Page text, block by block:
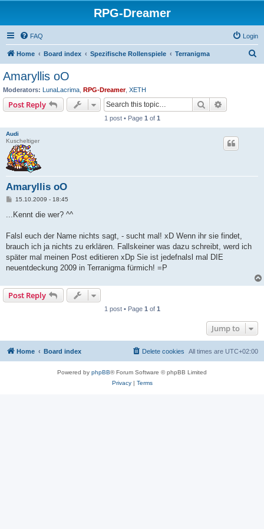
RPG-Dreamer
FAQ Login
Home Board index Spezifische Rollenspiele Terranigma
Amaryllis oO
Moderators: LunaLacrima RPG-Dreamer, XETH
Post Reply Search
1 post • Page 1 of 1
Audi
Kuscheltiger
Amaryllis oO
P
s
15.10.2009 - 18:45
...Kennt die wer? ^^
Falsl euch der Name nichts sagt, - sucht mal! xD Wenn ihr sie findet,
brauch ich ja nichts zu erklären. Fallskeiner was dazu schreibt, werd ich
später mal meinen Post editieren xDp Sie ist jedefnalsl mal DIE
neuentdeckung 2009 in Terranigma fürmich! =P
Post Reply
1 post • Page 1 of 1
Jump to
Home Board index All times are UTC+02:00
Delete cookies
Powered by phpBB® Forum Software © phpBB Limited
Privacy| Terms